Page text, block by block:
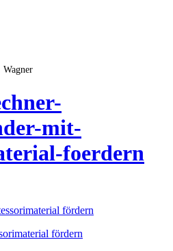
Wagner
mit-
foerdern
fördern